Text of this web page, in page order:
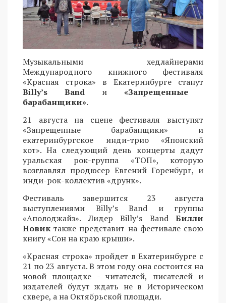
Музыкальными хедлайнерами
Международного книжного фестиваля
«Красная строка» в Екатеринбурге станут
Billy’s Band и «Запрещенные
барабанщики».
21 августа на сцене фестиваля выступят
«Запрещенные барабанщики» и
екатеринбургское инди-трио «Японский
кот». На следующий день концерты дадут
уральская рок-группа «ТОП», которую
возглавлял продюсер Евгений Горенбург, и
инди-рок-коллектив «друнк».
Фестиваль завершится 23 августа
выступлениями Billy’s Band и группы
«Аполоджайз». Лидер Billy’s Band Билли
Новик также представит на фестивале свою
книгу «Сон на краю крыши».
«Красная строка» пройдет в Екатеринбурге с
21 по 23 августа. В этом году она состоится на
новой площадке - читателей, писателей и
издателей будут ждать не в Историческом
сквере, а на Октябрьской площади.